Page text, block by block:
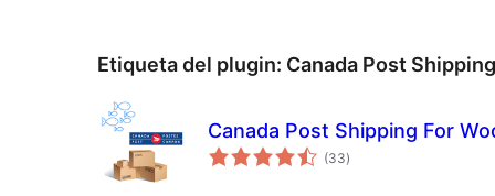
Etiqueta del plugin: Canada Post Shipping
Canada Post Shipping For
(33total
de
)